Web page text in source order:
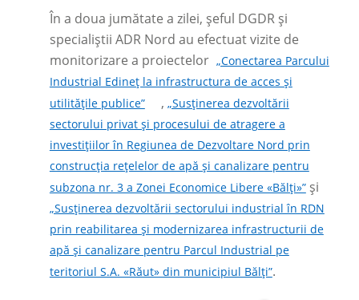
În a doua jumătate a zilei, șeful DGDR și
specialiștii ADR Nord au efectuat vizite de
monitorizare a proiectelor „Conectarea Parcului
Industrial Edineț la infrastructura de acces și
utilitățile publice”
, „Susținerea dezvoltării
sectorului privat și procesului de atragere a
investițiilor în Regiunea de Dezvoltare Nord prin
construcția rețelelor de apă și canalizare pentru
subzona nr. 3 a Zonei Economice Libere «Bălți»”și
„Susținerea dezvoltării sectorului industrial în RDN
prin reabilitarea și modernizarea infrastructurii de
apă și canalizare pentru Parcul Industrial pe
teritoriul S.A. «Răut» din municipiul Bălți”.